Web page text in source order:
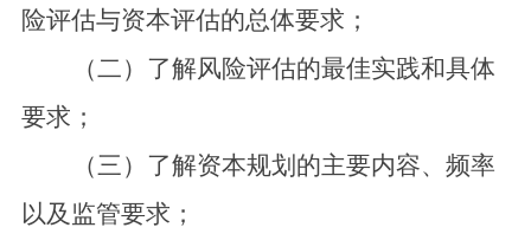
险评估与资本评估的总体要求；
（二）了解风险评估的最佳实践和具体
要求；
（三）了解资本规划的主要内容、频率
以及监管要求；